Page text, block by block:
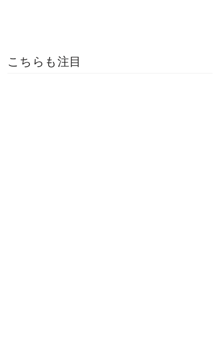
こちらも注目